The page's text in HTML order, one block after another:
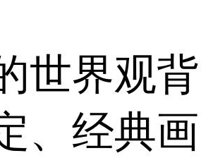
世界观背
、经典画